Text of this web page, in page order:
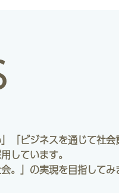
「ビジネスを通じて社会
しています。
。」の実現を目指してみ